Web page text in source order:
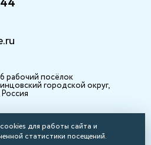
рабочий посёлок
городской округ,
для работы сайта и
статистики посещений.